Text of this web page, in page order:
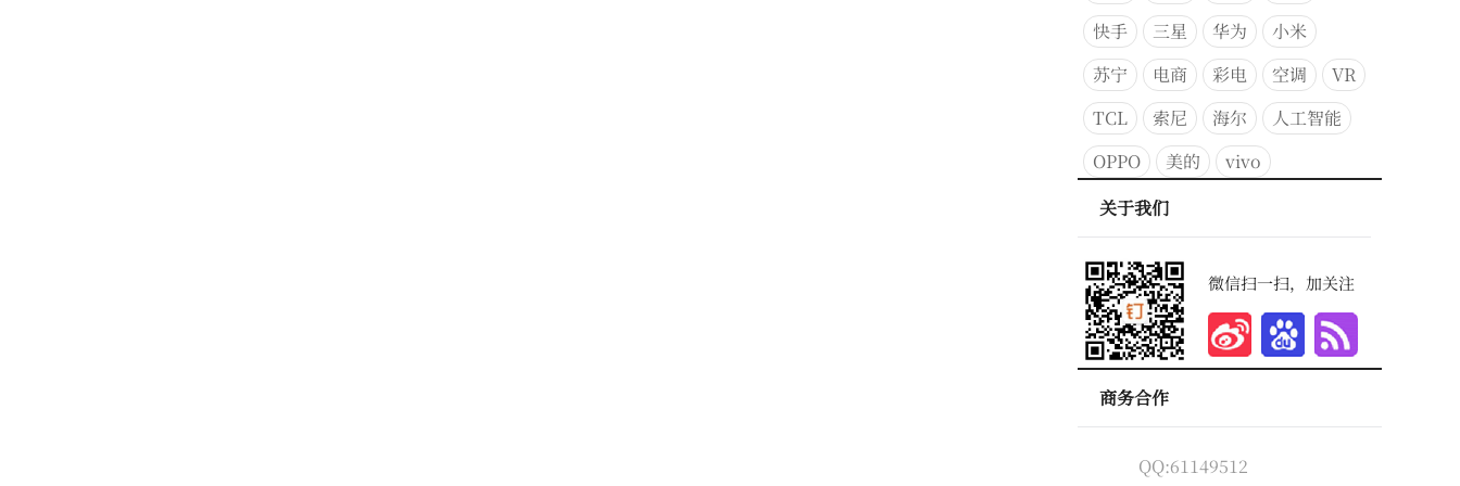
快手
三星 华为
小米
苏宁
电商 彩电 空调
VR
TCL
索尼 海尔
人工智能
OPPO
美的
vivo
关于我们
微信扫一扫，加关注
商务合作
QQ:61149512